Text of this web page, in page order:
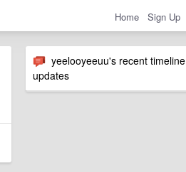
Home Sign Up
yeelooyeeuu's recent timeline
updates